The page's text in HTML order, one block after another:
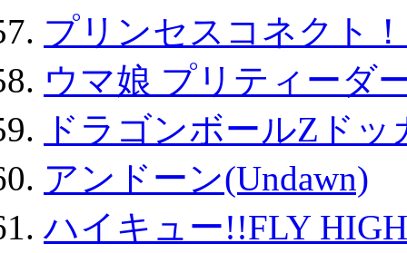
プリンセスコネクト
ウマ娘 プリティーダ
ドラゴンボールZド
アンドーン(Undawn)
ハイキュー!!FLY HIGH